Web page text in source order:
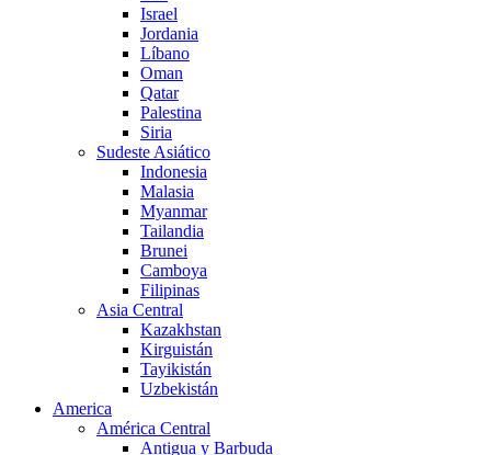
Israel
Jordania
Líbano
Oman
Qatar
Palestina
Siria
Sudeste Asiático
Indonesia
Malasia
Myanmar
Tailandia
Brunei
Camboya
Filipinas
Asia Central
Kazakhstan
Kirguistán
Tayikistán
Uzbekistán
America
América Central
Antigua y Barbuda